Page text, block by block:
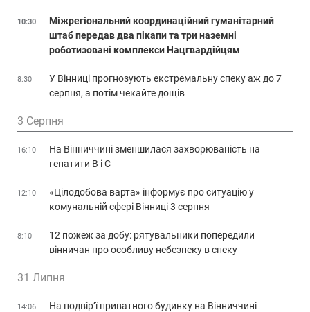
10:30
Міжрегіональний координаційний гуманітарний
штаб передав два пікапи та три наземні
роботизовані комплекси Нацгвардійцям
8:30
У Вінниці прогнозують екстремальну спеку аж до 7
серпня, а потім чекайте дощів
3 Серпня
16:10
На Вінниччині зменшилася захворюваність на
гепатити В і С
12:10
«Цілодобова варта» інформує про ситуацію у
комунальній сфері Вінниці 3 серпня
8:10
12 пожеж за добу: рятувальники попередили
вінничан про особливу небезпеку в спеку
31 Липня
14:06
На подвір’ї приватного будинку на Вінниччині